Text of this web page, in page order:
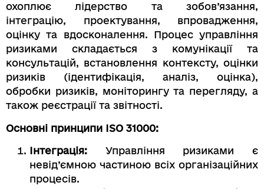
охоплює лідерство та зобов’язання,
інтеграцію, проектування, впровадження,
оцінку та вдосконалення. Процес управління
ризиками складається з комунікації та
консультацій, встановлення контексту, оцінки
ризиків (ідентифікація, аналіз, оцінка),
обробки ризиків, моніторингу та перегляду, а
також реєстрації та звітності.
Основні принципи ISO 31000:
Інтеграція: Управління ризиками є
невід’ємною частиною всіх організаційних
процесів.